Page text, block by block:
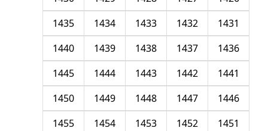
1431
1432
1433
1434
1435
1436
1437
1438
1439
1440
1441
1442
1443
1444
1445
1446
1447
1448
1449
1450
1451
1452
1453
1454
1455